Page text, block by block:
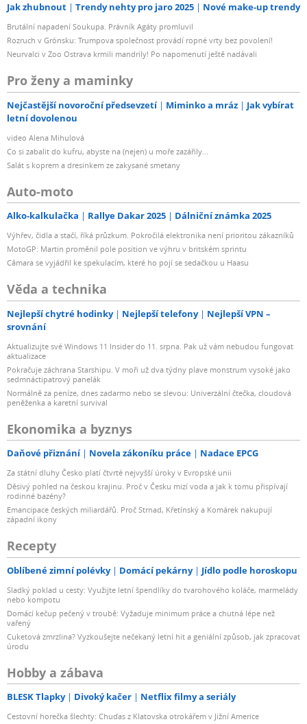
Jak zhubnout Trendy nehty pro jaro 2025 Nové make-up trendy
Brutální napadení Soukupa. Právník Agáty promluvil
Rozruch v Grónsku: Trumpova společnost provádí ropné vrty bez povolení!
Neurvalci v Zoo Ostrava krmili mandrily! Po napomenutí ještě nadávali
Pro ženy a maminky
Nejčastější novoroční předsevzetí Miminko a mráz
Jak vybírat
letní dovolenou
video Alena Mihulová
Co si zabalit do kufru, abyste na (nejen) u moře zazářily...
Salát s koprem a dresinkem ze zakysané smetany
Auto-moto
Alko-kalkulačka Rallye Dakar 2025 Dálniční známka 2025
Výhřev, čidla a stačí, říká průzkum. Pokročilá elektronika není prioritou zákazníků
MotoGP: Martin proměnil pole position ve výhru v britském sprintu
Câmara se vyjádřil ke spekulacím, které ho pojí se sedačkou u Haasu
Věda a technika
Nejlepší chytré hodinky Nejlepší telefony
Nejlepší VPN –
srovnání
Aktualizujte své Windows 11 Insider do 11. srpna. Pak už vám nebudou fungovat
aktualizace
Pokračuje záchrana Starshipu. V moři už dva týdny plave monstrum vysoké jako
sedmnáctipatrový panelák
Normálně za peníze, dnes zadarmo nebo se slevou: Univerzální čtečka, cloudová
peněženka a karetní survival
Ekonomika a byznys
Daňové přiznání Novela zákoníku práce Nadace EPCG
Za státní dluhy Česko platí čtvrté nejvyšší úroky v Evropské unii
Děsivý pohled na českou krajinu. Proč v Česku mizí voda a jak k tomu přispívají
rodinné bazény?
Emancipace českých miliardářů. Proč Strnad, Křetínský a Komárek nakupují
západní ikony
Recepty
Oblíbené zimní polévky Domácí pekárny Jídlo podle horoskopu
Sladký poklad u cesty: Využijte letní špendlíky do tvarohového koláče, marmelády
nebo kompotu
Domácí kečup pečený v troubě: Vyžaduje minimum práce a chutná lépe než
vařený
Cuketová zmrzlina? Vyzkoušejte nečekaný letní hit a geniální způsob, jak zpracovat
úrodu
Hobby a zábava
BLESK Tlapky Divoký kačer Netflix filmy a seriály
Cestovní horečka šlechty: Chuďas z Klatovska otrokářem v Jižní Americe